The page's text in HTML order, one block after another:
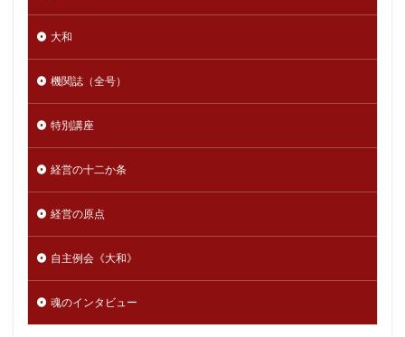
大和
機関誌（全号）
特別講座
経営の十二か条
経営の原点
自主例会《大和》
魂のインタビュー